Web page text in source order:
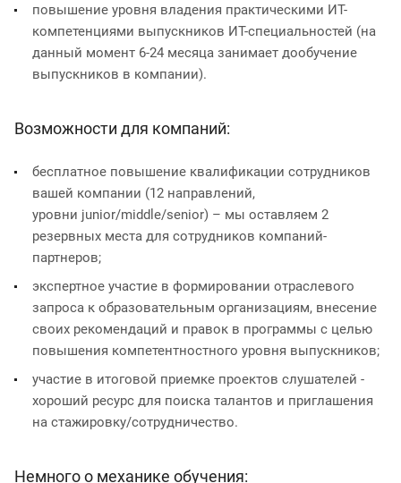
повышение уровня владения практическими ИТ-
компетенциями выпускников ИТ-специальностей (на
данный момент 6-24 месяца занимает дообучение
выпускников в компании).
Возможности для компаний:
бесплатное повышение квалификации сотрудников
вашей компании (12 направлений,
уровни junior/middle/senior) – мы оставляем 2
резервных места для сотрудников компаний-
партнеров;
экспертное участие в формировании отраслевого
запроса к образовательным организациям, внесение
своих рекомендаций и правок в программы с целью
повышения компетентностного уровня выпускников;
участие в итоговой приемке проектов слушателей -
хороший ресурс для поиска талантов и приглашения
на стажировку/сотрудничество.
Немного о механике обучения: